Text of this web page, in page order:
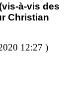
à-vis des
Christian
12:27 )